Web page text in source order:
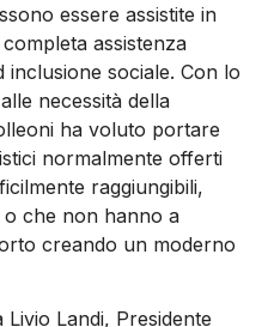
essere assistite in
assistenza
inclusione sociale. Con lo
necessità della
ha voluto portare
normalmente offerti
raggiungibili,
o che non hanno a
creando un moderno
Landi, Presidente